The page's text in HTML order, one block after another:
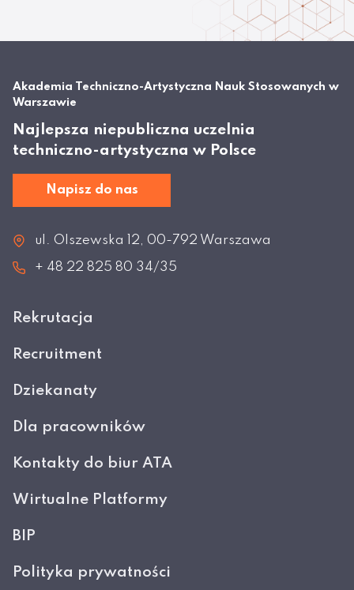
Akademia Techniczno-Artystyczna Nauk Stosowanych w
Warszawie
Najlepsza niepubliczna uczelnia
techniczno-artystyczna w Polsce
Napisz do nas
ul. Olszewska 12, 00-792 Warszawa
+ 48 22 825 80 34/35
Rekrutacja
Recruitment
Dziekanaty
Dla pracowników
Kontakty do biur ATA
Wirtualne Platformy
BIP
Polityka prywatności